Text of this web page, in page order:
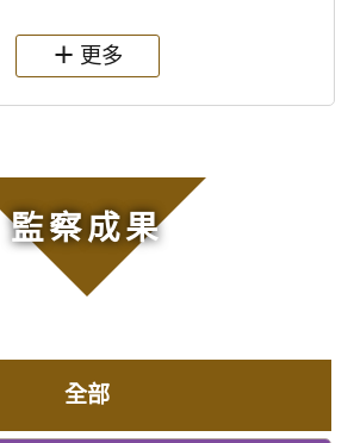
更多
監察成果
全部